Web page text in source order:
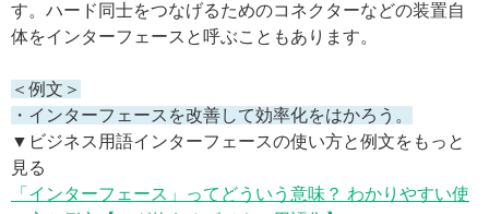
す。ハード同士をつなげるためのコネクターなどの装置自
体をインターフェースと呼ぶこともあります。
＜例文＞
・インターフェースを改善して効率化をはかろう。
▼ビジネス用語インターフェースの使い方と例文をもっと
見る
「インターフェース」ってどういう意味？ わかりやすい使